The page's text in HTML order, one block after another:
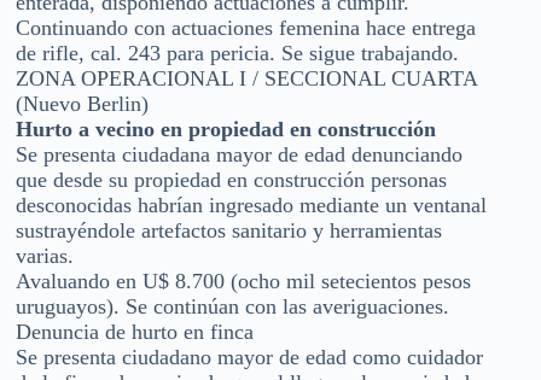
Continuando con actuaciones femenina hace entrega
de rifle, cal. 243 para pericia. Se sigue trabajando.
ZONA OPERACIONAL I / SECCIONAL CUARTA
(Nuevo Berlin)
Hurto a vecino en propiedad en construcción
Se presenta ciudadana mayor de edad denunciando
que desde su propiedad en construcción personas
desconocidas habrían ingresado mediante un ventanal
sustrayéndole artefactos sanitario y herramientas
varias.
Avaluando en U$ 8.700 (ocho mil setecientos pesos
uruguayos). Se continúan con las averiguaciones.
Denuncia de hurto en finca
Se presenta ciudadano mayor de edad como cuidador